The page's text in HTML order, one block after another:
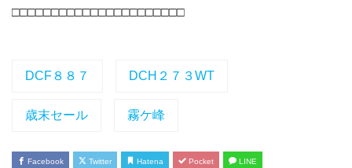
□□□□□□□□□□□□□□□□□□□□□□
DCF８８７ DCH２７３WT
歳末セール 霧ケ峰
Facebook Twitter Hatena Pocket LINE